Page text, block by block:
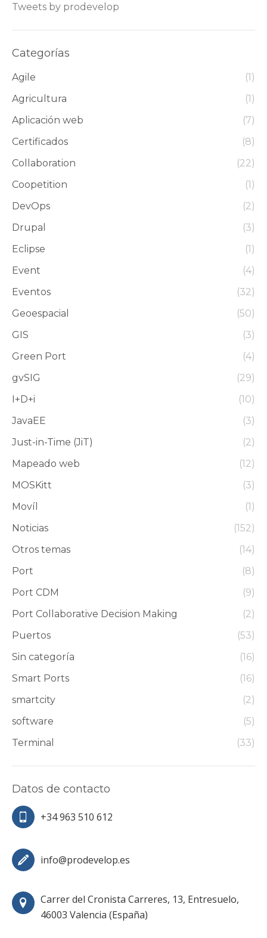
Tweets by prodevelop
Categorías
Agile
(1)
Agricultura
(1)
Aplicación web
(7)
Certificados
(8)
Collaboration
(22)
Coopetition
(1)
DevOps
(2)
Drupal
(3)
Eclipse
(1)
Event
(4)
Eventos
(32)
Geoespacial
(50)
GIS
(3)
Green Port
(4)
gvSIG
(29)
I+D+i
(10)
JavaEE
(3)
Just-in-Time (JiT)
(2)
Mapeado web
(12)
MOSKitt
(3)
Movíl
(1)
Noticias
(152)
Otros temas
(14)
Port
(8)
Port CDM
(9)
Port Collaborative Decision Making
(2)
Puertos
(53)
Sin categoría
(16)
Smart Ports
(16)
smartcity
(2)
software
(5)
Terminal
(33)
Datos de contacto
+34 963 510 612
info@prodevelop.es
Carrer del Cronista Carreres, 13, Entresuelo,
46003 Valencia (España)